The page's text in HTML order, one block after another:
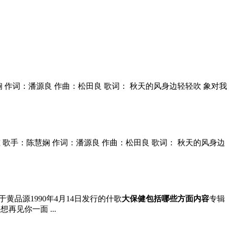
词：潘源良 作曲：松田良 歌词： 秋天的风身边轻轻吹 象对我
歌手：陈慧娴 作词：潘源良 作曲：松田良 歌词： 秋天的风身边
黄品源1990年4月14日发行的什歌大保健包括哪些方面内容专辑
再见你一面 ...